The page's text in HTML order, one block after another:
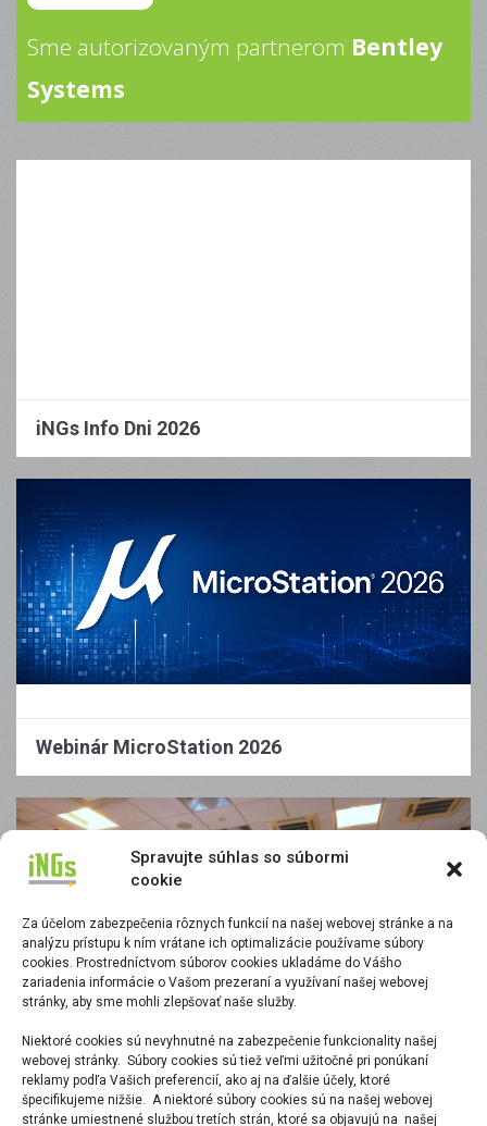
Spravujte súhlas so súbormi
cookie
Za účelom zabezpečenia rôznych funkcií na našej webovej stránke a na
analýzu prístupu k ním vrátane ich optimalizácie používame súbory
cookies. Prostredníctvom súborov cookies ukladáme do Vášho
zariadenia informácie o Vašom prezeraní a využívaní našej webovej
stránky, aby sme mohli zlepšovať naše služby.
Niektoré cookies sú nevyhnutné na zabezpečenie funkcionality našej
webovej stránky. Súbory cookies sú tiež veľmi užitočné pri ponúkaní
reklamy podľa Vašich preferencií, ako aj na ďalšie účely, ktoré
špecifikujeme nižšie. A niektoré súbory cookies sú na našej webovej
stránke umiestnené službou tretích strán, ktoré sa objavujú na našej
Sme autorizovaným partnerom Bentley
Systems
iNGs Info Dni 2026
Webinár MicroStation 2026
iNGs Info Dni 2025